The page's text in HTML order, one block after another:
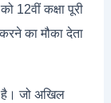
12वीं कक्षा पूरी
का मौका देता
है। जो अखिल